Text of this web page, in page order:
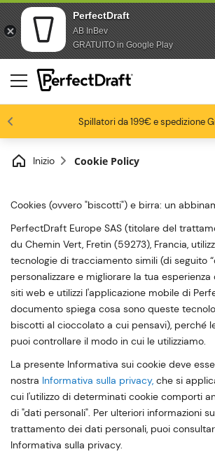
PerfectDraft
AB InBev
GRATUITO in Google Play
Salta al
Passa al piè
Spillatori da 199€ e spedizione
-15% da 3 fusti, -20% da 6
Fino al -20% su una selezione di
Gli appassionati di birra ci amano
Inizio Cookie Policy
Cookies (ovvero "biscotti") e birra: un
PerfectDraft Europe SAS (titolare del
du Chemin Vert, Fretin (59273), Francia,
tecnologie di tracciamento simili (di seguito
personalizzare e migliorare la tua
siti web e utilizzi l'applicazione mobile di
documento spiega cosa sono queste
biscotti al cioccolato a cui pensavi), perché
puoi controllare il modo in cui le utilizziamo.
La presente Informativa sui cookie deve
nostra Informativa sulla privacy, che si
cui l'utilizzo di determinati cookie comporti
di "dati personali". Per ulteriori informazioni
trattamento dei dati personali, puoi
Informativa sulla privacy.